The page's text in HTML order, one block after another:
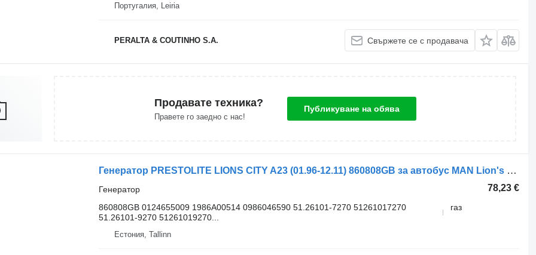
Португалия, Leiria
PERALTA & COUTINHO S.A. Свържете се с продавача
Продавате техника?
Правете го заедно с нас!
Публикуване на обява
Генератор PRESTOLITE LIONS CITY A23 (01.96-12.11) 860808GB за автобус MAN Lion's bus (1991-)
78,23 €
Генератор
860808GB 0124655009 1986A00514 0986046590 51.26101-7270 51261017270
51.26101-9270 51261019270...
газ
Естония, Tallinn